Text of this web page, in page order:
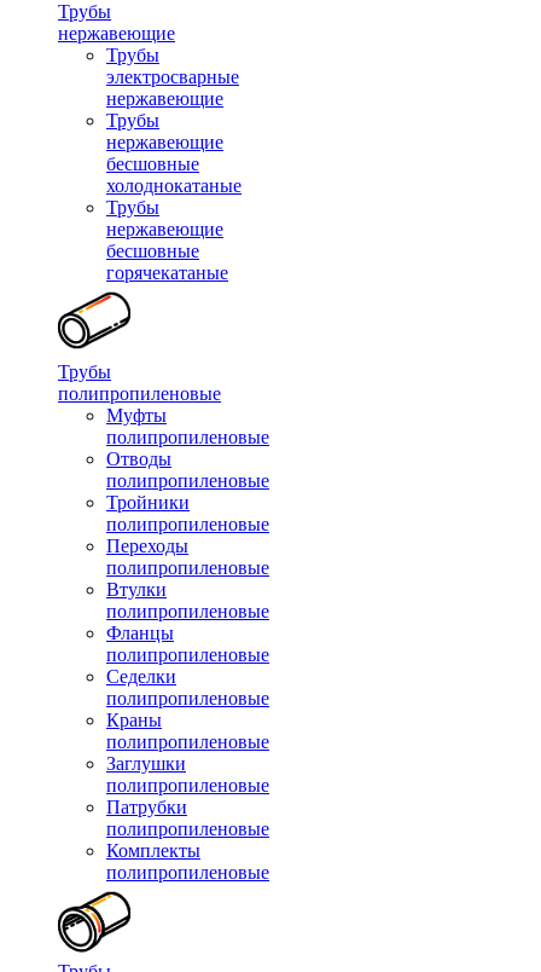
Трубы
нержавеющие
Трубы
электросварные
нержавеющие
Трубы
нержавеющие
бесшовные
холоднокатаные
Трубы
нержавеющие
бесшовные
горячекатаные
Трубы
полипропиленовые
Муфты
полипропиленовые
Отводы
полипропиленовые
Тройники
полипропиленовые
Переходы
полипропиленовые
Втулки
полипропиленовые
Фланцы
полипропиленовые
Седелки
полипропиленовые
Краны
полипропиленовые
Заглушки
полипропиленовые
Патрубки
полипропиленовые
Комплекты
полипропиленовые